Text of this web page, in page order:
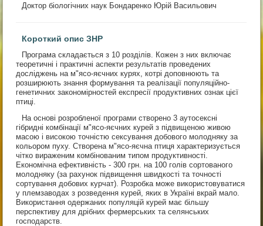
Доктор біологічних наук Бондаренко Юрій Васильович
Короткий опис ЗНР
Програма складається з 10 розділів. Кожен з них включає
теоретичні і практичні аспекти результатів проведених
досліджень на м"ясо-яєчних курях, котрі доповнюють та
розширюють знання формування та реалізації популяційно-
генетичних закономірностей експресії продуктивних ознак цієї
птиці.
На основі розробленої програми створено 3 аутосексні
гібридні комбінації м"ясо-яєчних курей з підвищеною живою
масою і високою точністю сексування добового молодняку за
кольором пуху. Створена м"ясо-яєчна птиця характеризується
чітко вираженим комбінованим типом продуктивності.
Економічна ефективність - 300 грн. на 100 голів сортованого
молодняку (за рахунок підвищення швидкості та точності
сортування добових курчат). Розробка може використовуватися
у племзаводах з розведення курей, яких в Україні вкрай мало.
Використання одержаних популяцій курей має більшу
перспективу для дрібних фермерських та селянських
господарств.